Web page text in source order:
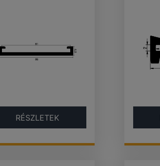
RÉSZLETEK